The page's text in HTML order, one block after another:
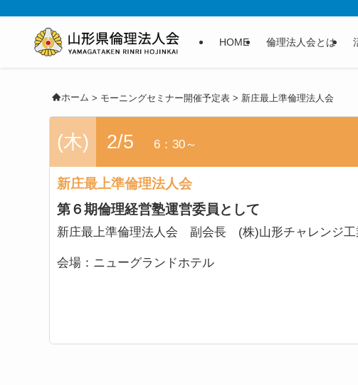
HOME 倫理法人会とは
ホーム > モーニングセミナー開催予定表 > 新庄最上準倫理法人会
(木) 2/5 6：30～
新庄最上準倫理法人会
第６期倫理経営塾運営委員として
新庄最上準倫理法人会 副会長 (株)山形チャレンジ
会場： ニューグランドホテル